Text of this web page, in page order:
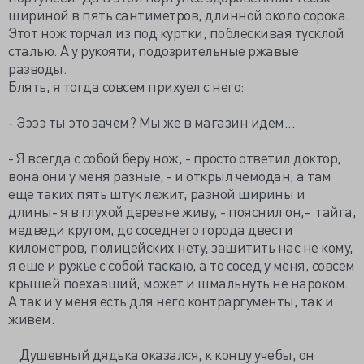
шириной в пять сантиметров, длинной около сорока.
Этот нож торчал из под куртки, поблескивая тусклой
сталью. А у рукояти, подозрительные ржавые
разводы.
Блять, я тогда совсем прихуел с него:
- Ээээ ты это зачем? Мы же в магазин идем...
- Я всегда с собой беру нож, - просто ответил доктор,
вона они у меня разные, - и открыл чемодан, а там
еще таких пять штук лежит, разной ширины и
длины- я в глухой деревне живу, - пояснил он,- тайга,
медведи кругом, до соседнего города двести
километров, полицейских нету, защитить нас не кому,
я еще и ружье с собой таскаю, а то сосед у меня, совсем
крышей поехавший, может и шмальнуть не нароком.
А так и у меня есть для него контраргументы, так и
живем.
Душевный дядька оказался, к концу учебы, он